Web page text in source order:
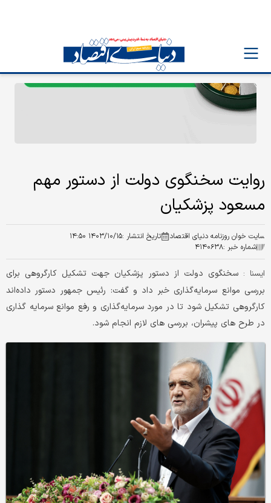
روایت سخنگوی دولت از دستور مهم
مسعود پزشکیان
سایت خوان روزنامه دنیای اقتصاد تاریخ انتشار :۱۴۰۳/۱۰/۱۵ ۱۴:۵۰
شماره خبر :۴۱۴۰۶۳۸
ايسنا :سخنگوی دولت از دستور پزشکیان جهت تشکیل کارگروهی برای
بررسی موانع سرمایه‌گذاری خبر داد و گفت: رئیس جمهور دستور داده‌اند
کارگروهی تشکیل شود تا در مورد سرمایه‌گذاری و رفع موانع سرمایه‌ گذاری
در طرح‌ های پیشران، بررسی های لازم انجام شود.